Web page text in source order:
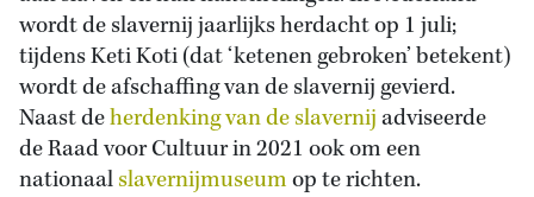
wordt de slavernij jaarlijks herdacht op 1 juli;
tijdens Keti Koti (dat ‘ketenen gebroken’ betekent)
wordt de afschaffing van de slavernij gevierd.
Naast deherdenking van de slavernijadviseerde
de Raad voor Cultuur in 2021 ook om een
nationaalslavernijmuseumop te richten.